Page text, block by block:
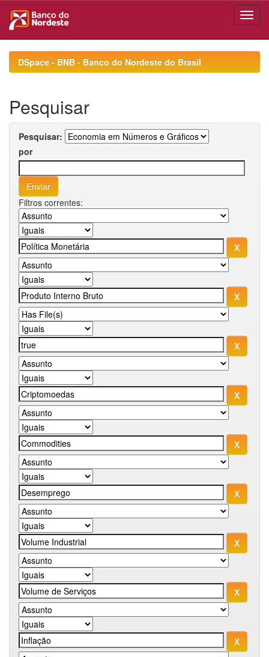
navigationDSpace - BNB - Banco do Nordeste do Brasil
Pesquisar
Pesquisar:
por
Filtros correntes: